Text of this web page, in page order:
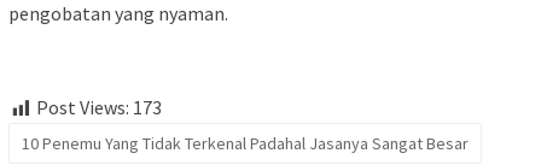
pengobatan yang nyaman.
Post Views: 173
10 Penemu Yang Tidak Terkenal Padahal Jasanya Sangat Besar